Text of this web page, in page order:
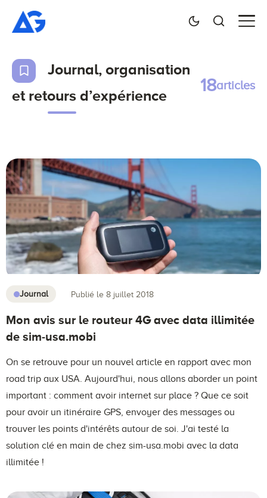
Journal, organisation
et retours d’expérience
18articles
Journal Publié le 8 juillet 2018
Mon avis sur le routeur 4G avec data illimitée
de sim-usa.mobi
On se retrouve pour un nouvel article en rapport avec mon
road trip aux USA. Aujourd'hui, nous allons aborder un point
important : comment avoir internet sur place ? Que ce soit
pour avoir un itinéraire GPS, envoyer des messages ou
trouver les points d'intérêts autour de soi. J'ai testé la
solution clé en main de chez sim-usa.mobi avec la data
illimitée !